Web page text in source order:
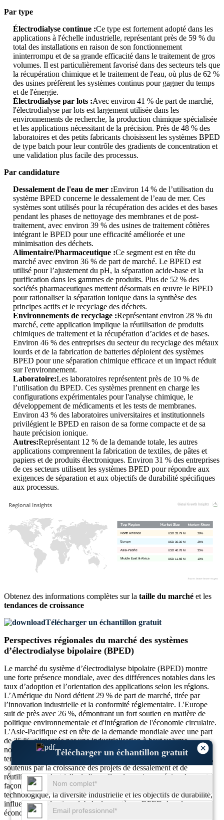
×
Télécharger un échantillon gratuit
Par type
Électrodialyse continue :Ce type est fortement adopté dans les
applications à l'échelle industrielle, représentant près de 59 % du
total des installations en raison de son fonctionnement
ininterrompu et de sa grande efficacité dans le traitement de gros
volumes. Il est particulièrement favorisé dans des secteurs tels que
la récupération chimique et le traitement de l'eau, où plus de 62 %
des usines préfèrent les systèmes continus pour gagner du temps
et de l'énergie.
Électrodialyse par lots :Avec environ 41 % de part de marché,
l'électrodialyse par lots est largement utilisée dans les
environnements de recherche, la production chimique spécialisée
et les applications nécessitant de la précision. Près de 48 % des
laboratoires et des petits fabricants choisissent les systèmes BPED
de type batch pour leur contrôle des gradients de concentration et
une validation plus facile des processus.
Par candidature
Dessalement de l'eau de mer :Environ 14 % de l’utilisation du
système BPED concerne le dessalement de l’eau de mer. Ces
systèmes sont utilisés pour la récupération des acides et des bases
pendant les phases de nettoyage des membranes et de post-
traitement, avec environ 39 % des usines de traitement côtières
intégrant le BPED pour une efficacité améliorée et une
minimisation des déchets.
Alimentaire/Pharmaceutique :Ce segment est en tête du
marché avec environ 36 % de part de marché. Le BPED est
utilisé pour l’ajustement du pH, la séparation acide-base et la
purification dans les gammes de produits. Plus de 52 % des
sociétés pharmaceutiques mettent désormais en œuvre le BPED
pour rationaliser la séparation ionique dans la synthèse des
principes actifs et le recyclage des déchets.
Environnements de recyclage :Représentant environ 28 % du
marché, cette application implique la réutilisation de produits
chimiques de traitement et la récupération d’acides et de bases.
Environ 46 % des entreprises du secteur du recyclage des métaux
lourds et de la fabrication de batteries déploient des systèmes
BPED pour une séparation chimique efficace et un impact réduit
sur l'environnement.
Laboratoire:Les laboratoires représentent près de 10 % de
l’utilisation du BPED. Ces systèmes prennent en charge les
configurations expérimentales pour l'analyse chimique, le
développement de médicaments et les tests de membranes.
Environ 43 % des laboratoires universitaires et institutionnels
privilégient le BPED en raison de sa forme compacte et de sa
haute précision ionique.
Autres:Représentant 12 % de la demande totale, les autres
applications comprennent la fabrication de textiles, de pâtes et
papiers et de produits électroniques. Environ 31 % des entreprises
de ces secteurs utilisent les systèmes BPED pour répondre aux
exigences de séparation et aux objectifs de durabilité spécifiques
aux processus.
10%
USD 11.65 M
35%
USD 40.78 M
26%
USD 30.30 M
29%
USD 33.79 M
Obtenez des informations complètes sur la taille du marché et les
tendances de croissance
Télécharger un échantillon gratuit
Perspectives régionales du marché des systèmes
d’électrodialyse bipolaire (BPED)
Le marché du système d’électrodialyse bipolaire (BPED) montre
une forte présence mondiale, avec des différences notables dans les
taux d’adoption et l’orientation des applications selon les régions.
L’Amérique du Nord détient 29 % de part de marché, tirée par
l’innovation industrielle et la conformité réglementaire. L'Europe
suit de près avec 26 %, démontrant un fort soutien en matière de
politique environnementale et d'intégration de l'économie circulaire.
L'Asie-Pacifique est en tête de la demande mondiale avec une part
de 35 %, alimentée par une industrialisation à haut volume,
notamment en Chine, au Japon et en Corée du Sud. Pendant ce
temps, le Moyen-Orient et l'Afrique contribuent aux 10 % restants,
soutenus par la croissance des projets de dessalement et de
réutilisation industrielle de l'eau. Ces dynamiques régionales sont
façonnées par les cadres réglementaires locaux, la préparation
technologique, la diversité industrielle et les objectifs de durabilité,
influençant l'adoption globale des systèmes BPED dans les
économies établies et émergentes.